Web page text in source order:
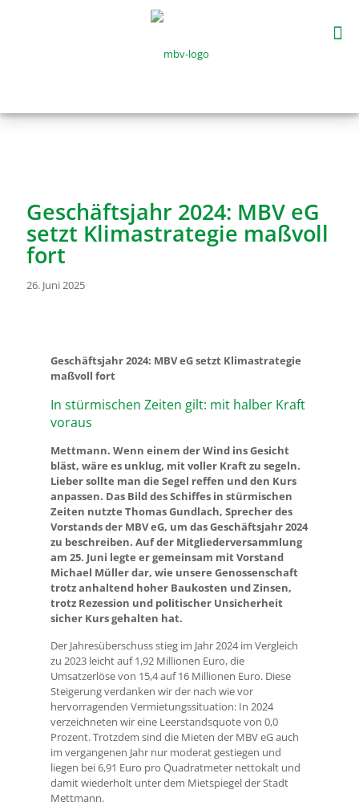
Geschäftsjahr 2024: MBV eG
setzt Klimastrategie maßvoll
fort
26. Juni 2025
Geschäftsjahr 2024: MBV eG setzt Klimastrategie
maßvoll fort
In stürmischen Zeiten gilt: mit halber Kraft
voraus
Mettmann. Wenn einem der Wind ins Gesicht
bläst, wäre es unklug, mit voller Kraft zu segeln.
Lieber sollte man die Segel reffen und den Kurs
anpassen. Das Bild des Schiffes in stürmischen
Zeiten nutzte Thomas Gundlach, Sprecher des
Vorstands der MBV eG, um das Geschäftsjahr 2024
zu beschreiben. Auf der Mitgliederversammlung
am 25. Juni legte er gemeinsam mit Vorstand
Michael Müller dar, wie unsere Genossenschaft
trotz anhaltend hoher Baukosten und Zinsen,
trotz Rezession und politischer Unsicherheit
sicher Kurs gehalten hat.
Der Jahresüberschuss stieg im Jahr 2024 im Vergleich
zu 2023 leicht auf 1,92 Millionen Euro, die
Umsatzerlöse von 15,4 auf 16 Millionen Euro. Diese
Steigerung verdanken wir der nach wie vor
hervorragenden Vermietungssituation: In 2024
verzeichneten wir eine Leerstandsquote von 0,0
Prozent. Trotzdem sind die Mieten der MBV eG auch
im vergangenen Jahr nur moderat gestiegen und
liegen bei 6,91 Euro pro Quadratmeter nettokalt und
damit wiederholt unter dem Mietspiegel der Stadt
Mettmann.